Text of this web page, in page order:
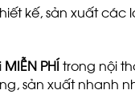
kế, sản xuất các
MIỄN PHÍtrong nội
sản xuất nhanh